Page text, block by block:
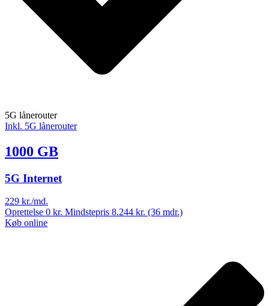
5G lånerouter
Inkl. 5G lånerouter
1000 GB
5G Internet
229 kr./md.
Oprettelse 0 kr. Mindstepris 8.244 kr. (36 mdr.)
Køb online